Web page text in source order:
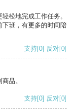
松地完成工作任务。
班，有更多的时间陪
支持[0] 反对[0]
品。
支持[0] 反对[0]